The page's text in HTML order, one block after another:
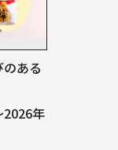
ある
2026年